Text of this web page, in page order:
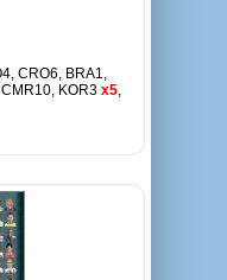
CRO6, BRA1,
KOR3 x5,